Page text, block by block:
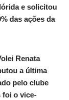
e solicitou
das ações da
Renata
a última
pelo clube
foi o vice-